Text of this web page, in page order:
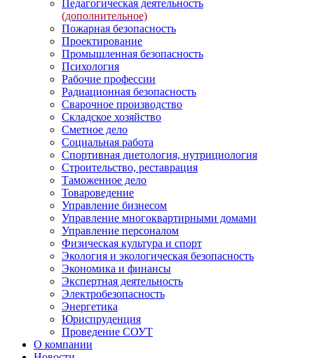
Педагогическая деятельность
(дополнительное)
Пожарная безопасность
Проектирование
Промышленная безопасность
Психология
Рабочие профессии
Радиационная безопасность
Сварочное производство
Складское хозяйство
Сметное дело
Социальная работа
Спортивная диетология, нутрициология
Строительство, реставрация
Таможенное дело
Товароведение
Управление бизнесом
Управление многоквартирными домами
Управление персоналом
Физическая культура и спорт
Экология и экологическая безопасность
Экономика и финансы
Экспертная деятельность
Электробезопасность
Энергетика
Юриспруденция
Проведение СОУТ
О компании